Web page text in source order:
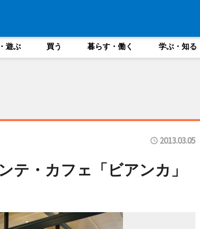
遊ぶ 買う 暮らす・働く 学ぶ・知る
2013.03.05
テ・カフェ「ビアンカ」